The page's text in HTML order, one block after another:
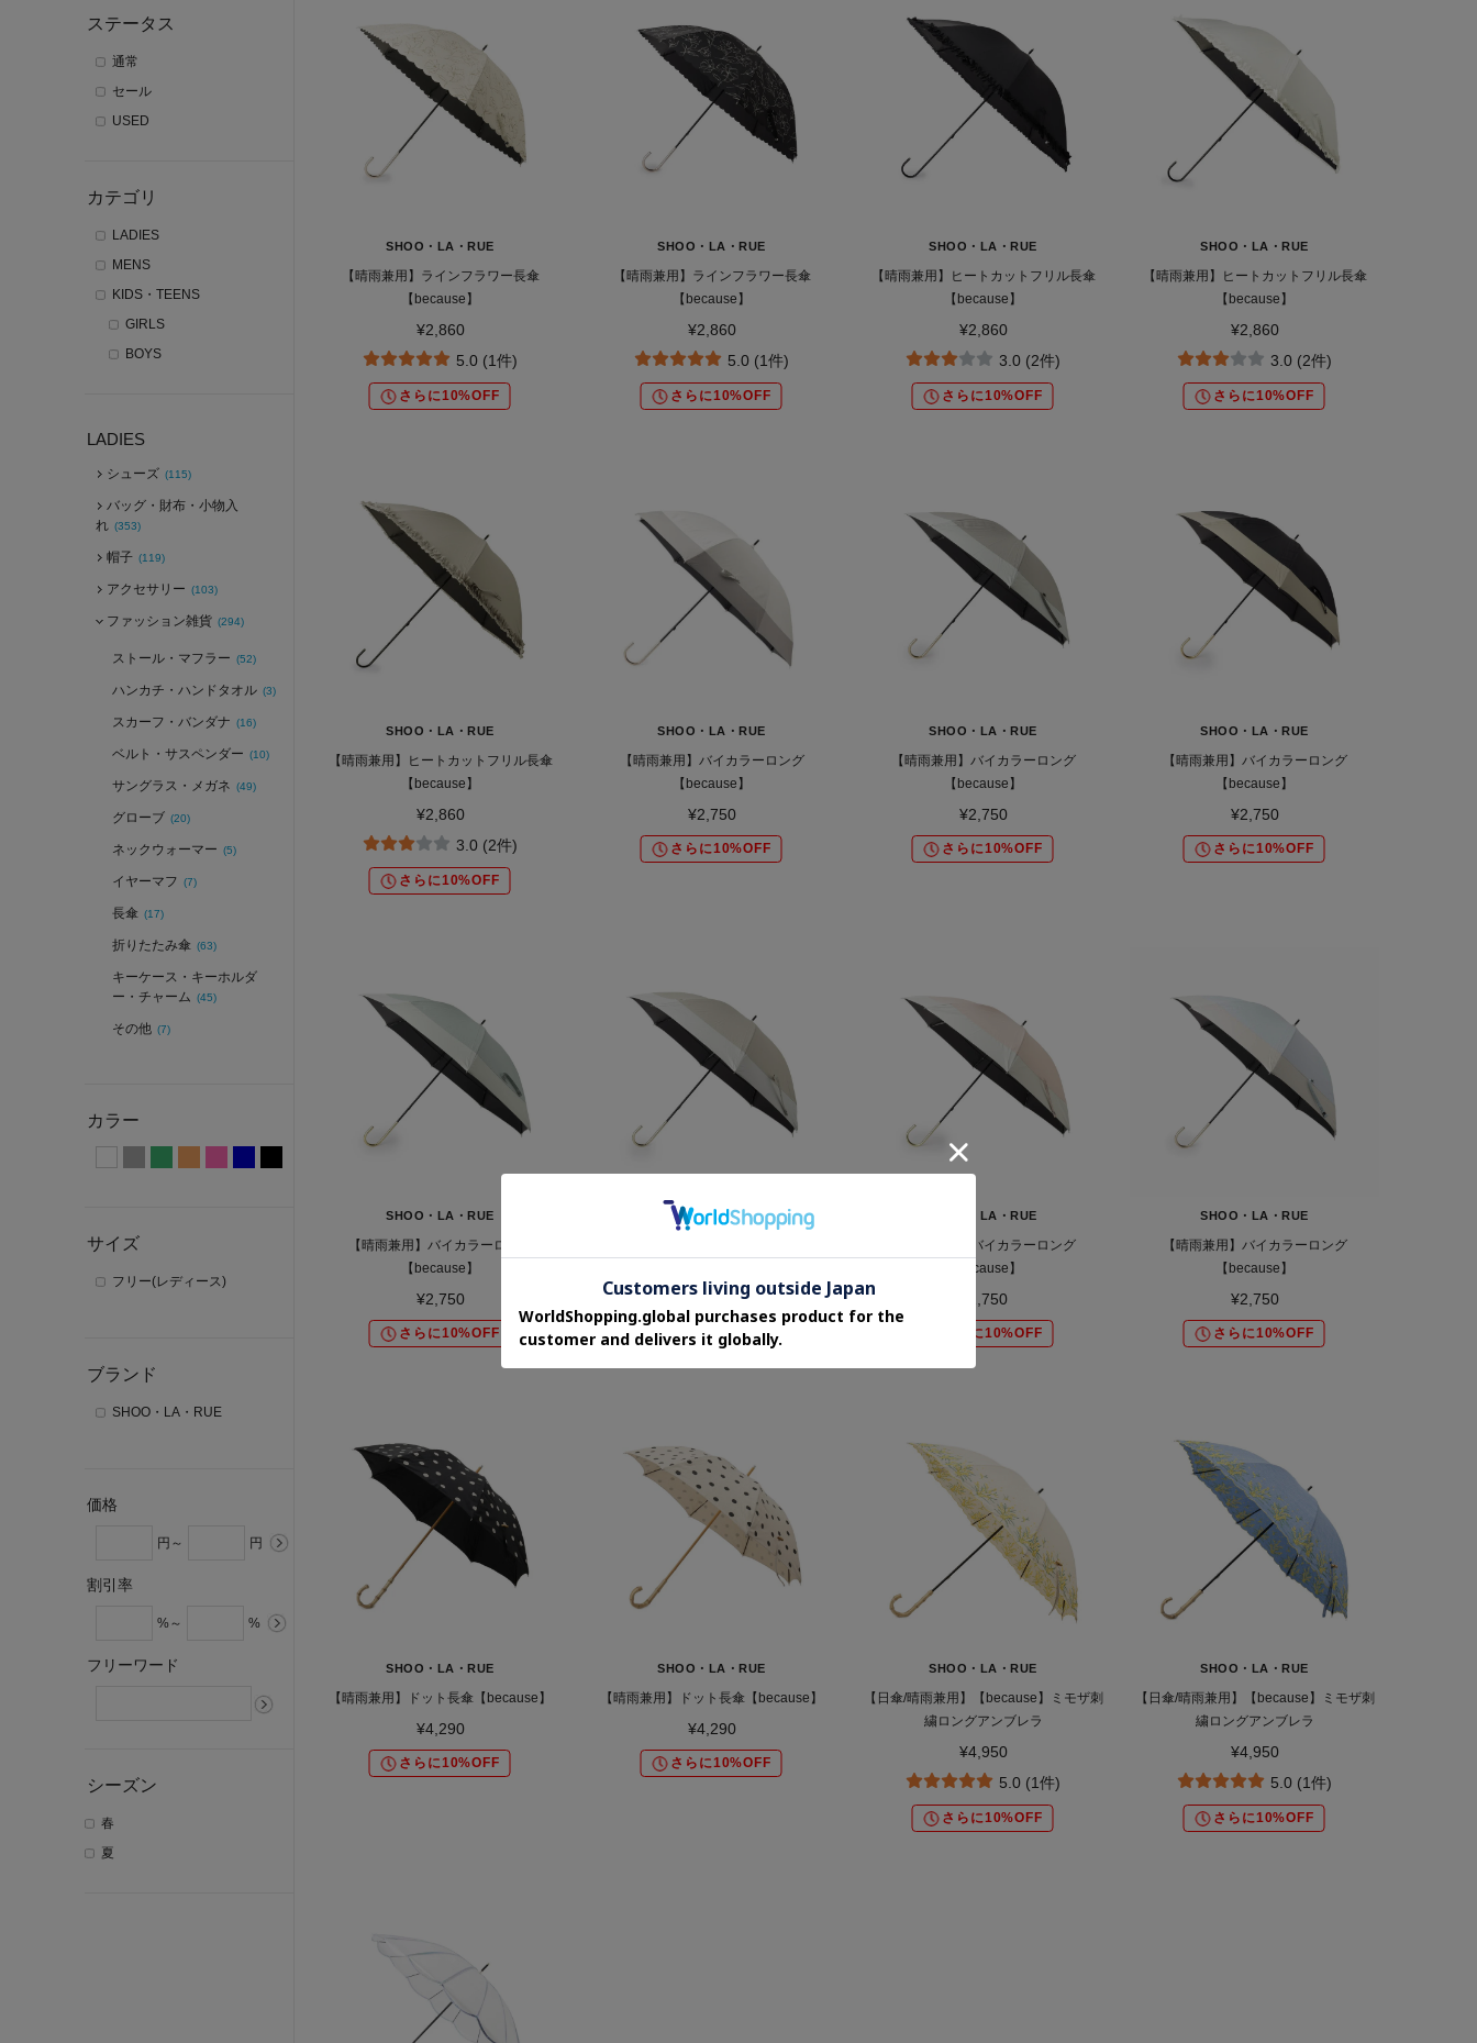
ステータス
通常
セール
USED
カテゴリ
LADIES
MENS
KIDS・TEENS
GIRLS
BOYS
LADIES
シューズ (115)
バッグ・財布・小物入
れ (353)
帽子 (119)
アクセサリー (103)
ファッション雑貨 (294)
ストール・マフラー (52)
ハンカチ・ハンドタオル (3)
スカーフ・バンダナ (16)
ベルト・サスペンダー (10)
サングラス・メガネ (49)
グローブ (20)
ネックウォーマー (5)
イヤーマフ (7)
長傘 (17)
折りたたみ傘 (63)
キーケース・キーホルダ
ー・チャーム (45)
その他 (7)
カラー
サイズ
フリー(レディース)
ブランド
SHOO・LA・RUE
価格
円～ 円
割引率
%～ %
フリーワード
シーズン
春
夏
SHOO・LA・RUE
【晴雨兼用】ラインフラワー長傘
【because】
¥2,860
5.0 (1件)
さらに10%OFF
SHOO・LA・RUE
【晴雨兼用】ラインフラワー長傘
【because】
¥2,860
5.0 (1件)
さらに10%OFF
SHOO・LA・RUE
【晴雨兼用】ヒートカットフリル長傘
【because】
¥2,860
3.0 (2件)
さらに10%OFF
SHOO・LA・RUE
【晴雨兼用】ヒートカットフリル長傘
【because】
¥2,860
3.0 (2件)
さらに10%OFF
SHOO・LA・RUE
【晴雨兼用】ヒートカットフリル長傘
【because】
¥2,860
3.0 (2件)
さらに10%OFF
SHOO・LA・RUE
【晴雨兼用】バイカラーロング
【because】
¥2,750
さらに10%OFF
SHOO・LA・RUE
【晴雨兼用】バイカラーロング
【because】
¥2,750
さらに10%OFF
SHOO・LA・RUE
【晴雨兼用】バイカラーロング
【because】
¥2,750
さらに10%OFF
SHOO・LA・RUE
【晴雨兼用】バイカラーロング
【because】
¥2,750
さらに10%OFF
SHOO・LA・RUE
¥2,750
さらに10%OFF
SHOO・LA・RUE
【晴雨兼用】バイカラーロング
【because】
¥2,750
さらに10%OFF
SHOO・LA・RUE
【晴雨兼用】バイカラーロング
【because】
¥2,750
さらに10%OFF
SHOO・LA・RUE
【晴雨兼用】ドット長傘【because】
¥4,290
さらに10%OFF
SHOO・LA・RUE
【晴雨兼用】ドット長傘【because】
¥4,290
さらに10%OFF
SHOO・LA・RUE
【日傘/晴雨兼用】【because】ミモザ刺
繍ロングアンブレラ
¥4,950
5.0 (1件)
さらに10%OFF
SHOO・LA・RUE
【日傘/晴雨兼用】【because】ミモザ刺
繍ロングアンブレラ
¥4,950
5.0 (1件)
さらに10%OFF